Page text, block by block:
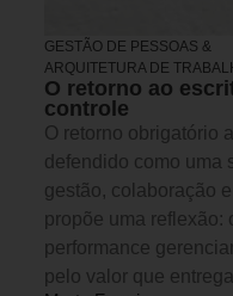
GESTÃO DE PESSOAS &
ARQUITETURA DE
O retorno ao
controle
O retorno obrigatório
defendido como uma
gestão, colaboração
propõe uma reflexão:
performance
pelo valor que